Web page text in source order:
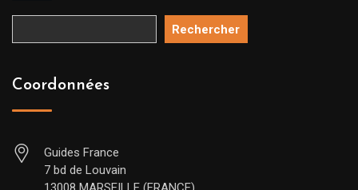
Rechercher
Coordonnées
Guides France
7 bd de Louvain